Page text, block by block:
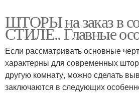
ШТОРЫ на заказ в
СТИЛЕ.. Главные
Если рассматривать основные
характерны для современных
другую комнату, можно сделать
заключаются в следующих